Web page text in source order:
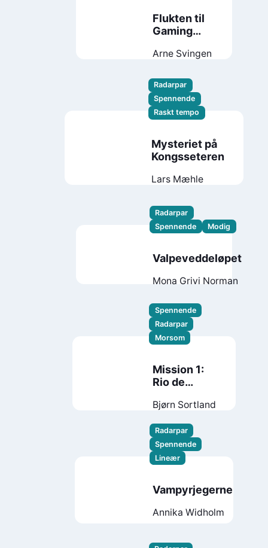
Flukten til
Gaming
Arne Svingen
Radarpar
Spennende
Raskt tempo
Mysteriet på
Kongsseteren
Lars Mæhle
Radarpar
Spennende
Modig
Valpeveddeløpet
Mona Grivi Norman
Spennende
Radarpar
Morsom
Mission 1:
Rio de
Bjørn Sortland
Radarpar
Spennende
Lineær
Vampyrjegerne
Annika Widholm